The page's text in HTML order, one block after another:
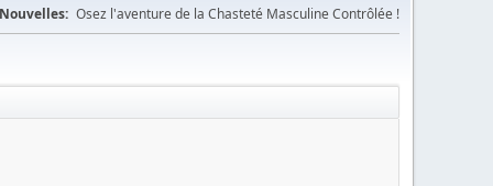
Nouvelles: Osez l'aventure de la Chasteté Masculine Contrôlée !